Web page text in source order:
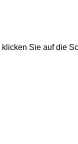
Sie auf die